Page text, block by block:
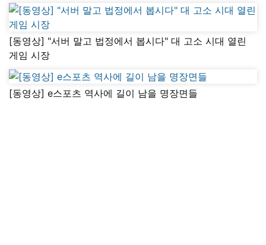
[동영상] "서버 말고 법정에서 봅시다" 대 고소 시대 열린
게임 시장
[동영상] e스포츠 역사에 길이 남을 명장면들